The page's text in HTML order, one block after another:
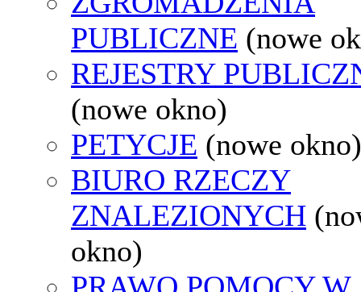
PUBLICZNE (nowe
REJESTRY
(nowe okno)
PETYCJE (nowe okno)
BIURO RZECZY
ZNALEZIONYCH
okno)